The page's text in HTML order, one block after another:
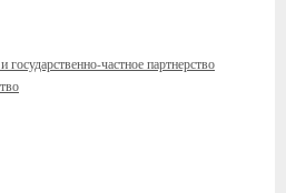
частное партнерство